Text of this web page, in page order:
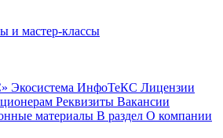
и мастер-классы
Экосистема ИнфоТеКС Лицензии
Реквизиты Вакансии
материалы В раздел О компании